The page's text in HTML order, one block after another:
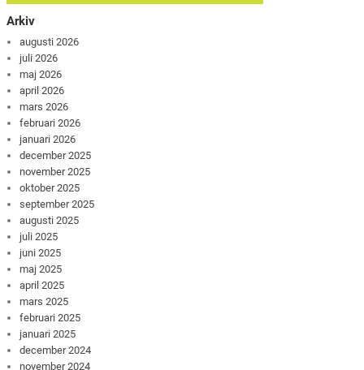
Arkiv
augusti 2026
juli 2026
maj 2026
april 2026
mars 2026
februari 2026
januari 2026
december 2025
november 2025
oktober 2025
september 2025
augusti 2025
juli 2025
juni 2025
maj 2025
april 2025
mars 2025
februari 2025
januari 2025
december 2024
november 2024